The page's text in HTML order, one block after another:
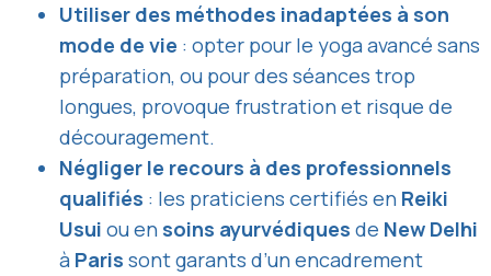
Utiliser des méthodes inadaptées à son
mode de vie : opter pour le yoga avancé sans
préparation, ou pour des séances trop
longues, provoque frustration et risque de
découragement.
Négliger le recours à des professionnels
qualifiés : les praticiens certifiés en Reiki
Usui ou en soins ayurvédiques de New Delhi
à Paris sont garants d’un encadrement